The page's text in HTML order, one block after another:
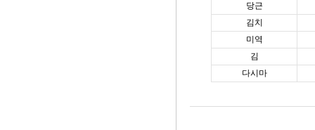
당근
김치
미역
김
다시마